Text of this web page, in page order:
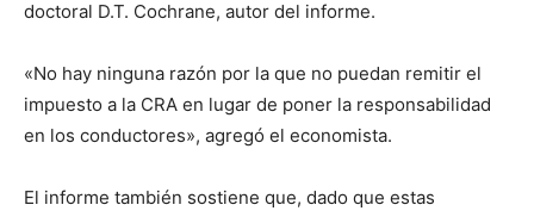
doctoral D.T. Cochrane, autor del informe.
«No hay ninguna razón por la que no puedan remitir el
impuesto a la CRA en lugar de poner la responsabilidad
en los conductores», agregó el economista.
El informe también sostiene que, dado que estas